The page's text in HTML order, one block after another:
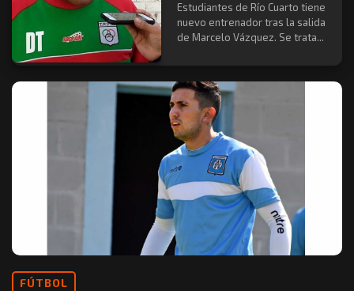
Estudiantes de Río Cuarto tiene
nuevo entrenador tras la salida
de Marcelo Vázquez. Se trata...
FÚTBOL